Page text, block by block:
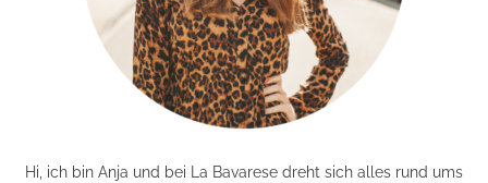
Hi, ich bin Anja und bei La Bavarese dreht sich alles rund ums